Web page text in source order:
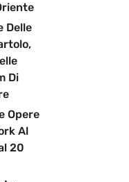
Delle
Di
Opere
Al
20